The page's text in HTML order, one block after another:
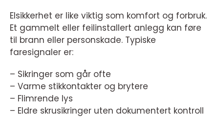
Elsikkerhet er like viktig som komfort og forbruk.
Et gammelt eller feilinstallert anlegg kan føre
til brann eller personskade. Typiske
faresignaler er:
– Sikringer som går ofte
– Varme stikkontakter og brytere
– Flimrende lys
– Eldre skrusikringer uten dokumentert kontroll